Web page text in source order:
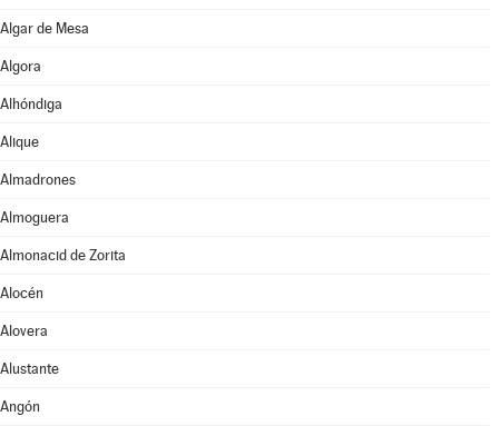
Algar de Mesa
Algora
Alhóndiga
Alique
Almadrones
Almoguera
Almonacid de Zorita
Alocén
Alovera
Alustante
Angón